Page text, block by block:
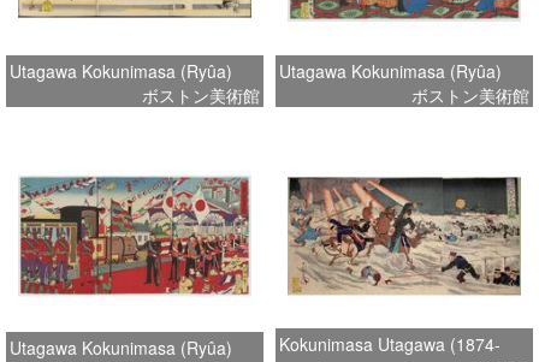
Utagawa Kokunimasa (Ryûa)
ボストン美術館
Utagawa Kokunimasa (Ryûa)
ボストン美術館
Utagawa Kokunimasa (Ryûa)
Kokunimasa Utagawa (1874-